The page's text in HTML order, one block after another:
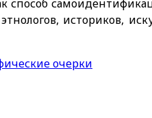
способ
историков,
очерки